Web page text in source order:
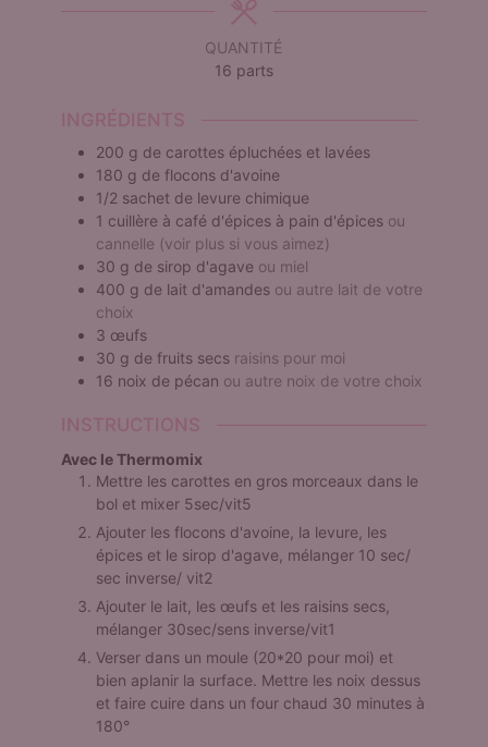
QUANTITÉ
16 parts
INGRÉDIENTS
200 g de carottes épluchées et lavées
180 g de flocons d'avoine
1/2 sachet de levure chimique
1 cuillère à café d'épices à pain d'épices ou
cannelle (voir plus si vous aimez)
30 g de sirop d'agave ou miel
400 g de lait d'amandes ou autre lait de votre
choix
3 œufs
30 g de fruits secs raisins pour moi
16 noix de pécan ou autre noix de votre choix
INSTRUCTIONS
Avec le Thermomix
Mettre les carottes en gros morceaux dans le
bol et mixer 5sec/vit5
Ajouter les flocons d'avoine, la levure, les
épices et le sirop d'agave, mélanger 10 sec/
sec inverse/ vit2
Ajouter le lait, les œufs et les raisins secs,
mélanger 30sec/sens inverse/vit1
Verser dans un moule (20*20 pour moi) et
bien aplanir la surface. Mettre les noix dessus
et faire cuire dans un four chaud 30 minutes à
180°